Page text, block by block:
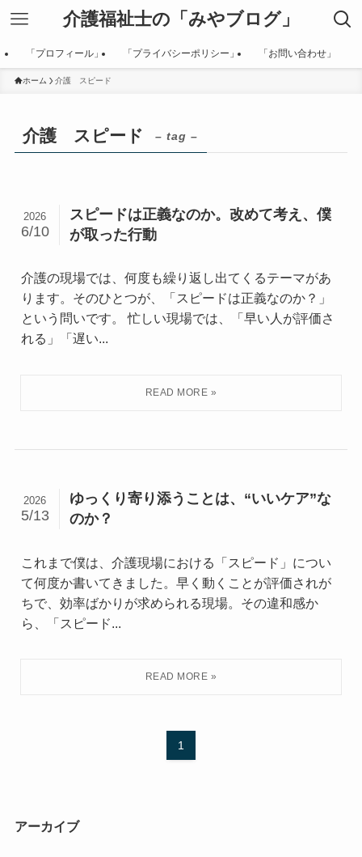
介護福祉士の「みやブログ」
「プロフィール」 「プライバシーポリシー」 「お問い合わせ」
ホーム 介護 スピード
介護 スピード – tag –
スピードは正義なのか。改めて考え、僕
が取った行動
2026
6/10
介護の現場では、何度も繰り返し出てくるテーマがあ
ります。そのひとつが、「スピードは正義なのか？」
という問いです。 忙しい現場では、「早い人が評価さ
れる」「遅い...
ゆっくり寄り添うことは、“いいケア”な
のか？
2026
5/13
これまで僕は、介護現場における「スピード」につい
て何度か書いてきました。早く動くことが評価されが
ちで、効率ばかりが求められる現場。その違和感か
ら、「スピード...
1
アーカイブ